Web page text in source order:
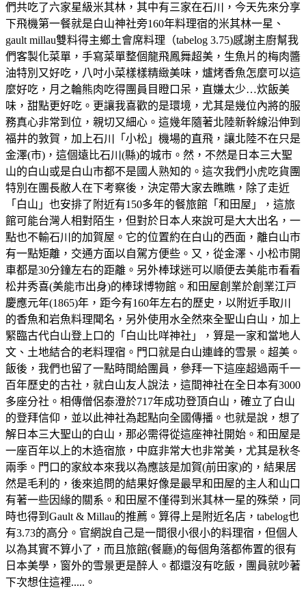
們共吃了六家星級米其林，其中有三家在石川，今天先來分享
下飛機第一餐就是白山神社旁160年料理宿的米其林一星、
gault millau雙料得主鄉土會席料理（tabelog 3.75)感謝主廚幫我
們客製化菜單，手寫菜單整個龍飛鳳舞超美，生魚片的梅肉醬
油特別又好吃，八吋小菜樣樣精緻美味，爐烤香魚怎麼可以這
麼好吃，月之輪熊肉吃得團員目瞪口呆，直嫌太少…炊飯美
味，甜點更好吃。更讓我喜歡的是環境，尤其是幾位內將的服
務真心非常到位，親切又細心。這幾年隨著北陸新幹線沿伸到
福井的敦賀，加上石川「小松」機場的直飛，讓北陸不在只是
金澤(市)，這個遠比石川(縣)的城市。然，不然是日本三大聖
山的白山或是白山市都不是國人熟知的。這次我們小虎吃貨團
特別在團長敝人在下考察後，決定帶大家去瞧瞧，除了走近
「白山」也安排了附近有150多年的餐旅館「和田屋」，這旅
館可能台灣人相對陌生，但對於日本人來說可是大大出名，一
點也不輸石川的加賀屋。它的位置約在白山的西面，離白山市
有一點矩離，交通方面以自駕方便些。又，從金澤、小松市開
車都是30分鐘左右的距離。另外棒球迷可以順便去美能市看看
松井秀喜(美能市出身)的棒球博物館。和田屋創業於創業江戸
慶應元年(1865)年，距今有160年左右的歷史，以附近手取川
的香魚和岩魚料理聞名，另外使用水全然來全聖山白山，加上
緊臨古代白山登上口的「白山比咩神社」，算是一家和當地人
文、土地結合的老料理宿。門口就是白山連峰的雪景。超美。
飯後，我們也留了一點時間給團員，參拜一下這座超過兩千一
百年歷史的古社，就白山友人說法，這間神社在全日本有3000
多座分社。相傳僧侶泰澄於717年成功登頂白山，確立了白山
的登拜信仰，並以此神社為起點向全國傳播。也就是說，想了
解日本三大聖山的白山，那必需得從這座神社開始。和田屋是
一座百年以上的木造宿旅，中庭非常大也非常美，尤其是秋冬
兩季。門口的家紋本來我以為應該是加賀(前田家)的，結果居
然是毛利的，後來追問的結果好像是最早和田屋的主人和山口
有著一些因緣的關系。和田屋不僅得到米其林一星的殊榮，同
時也得到Gault & Millau的推薦。算得上是附近名店，tabelog也
有3.73的高分。官網說自己是一間很小很小的料理宿，但個人
以為其實不算小了，而且旅館(餐廳)的每個角落都佈置的很有
日本美學，窗外的雪景更是醉人。都還沒有吃飯，團員就吵著
下次想住這裡.....。